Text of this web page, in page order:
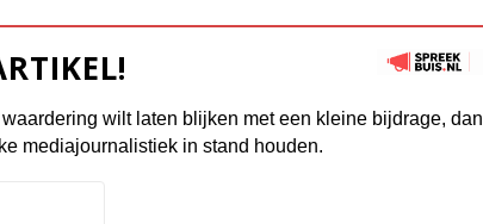
wilt laten blijken met een kleine bijdrage, dan
mediajournalistiek in stand houden.